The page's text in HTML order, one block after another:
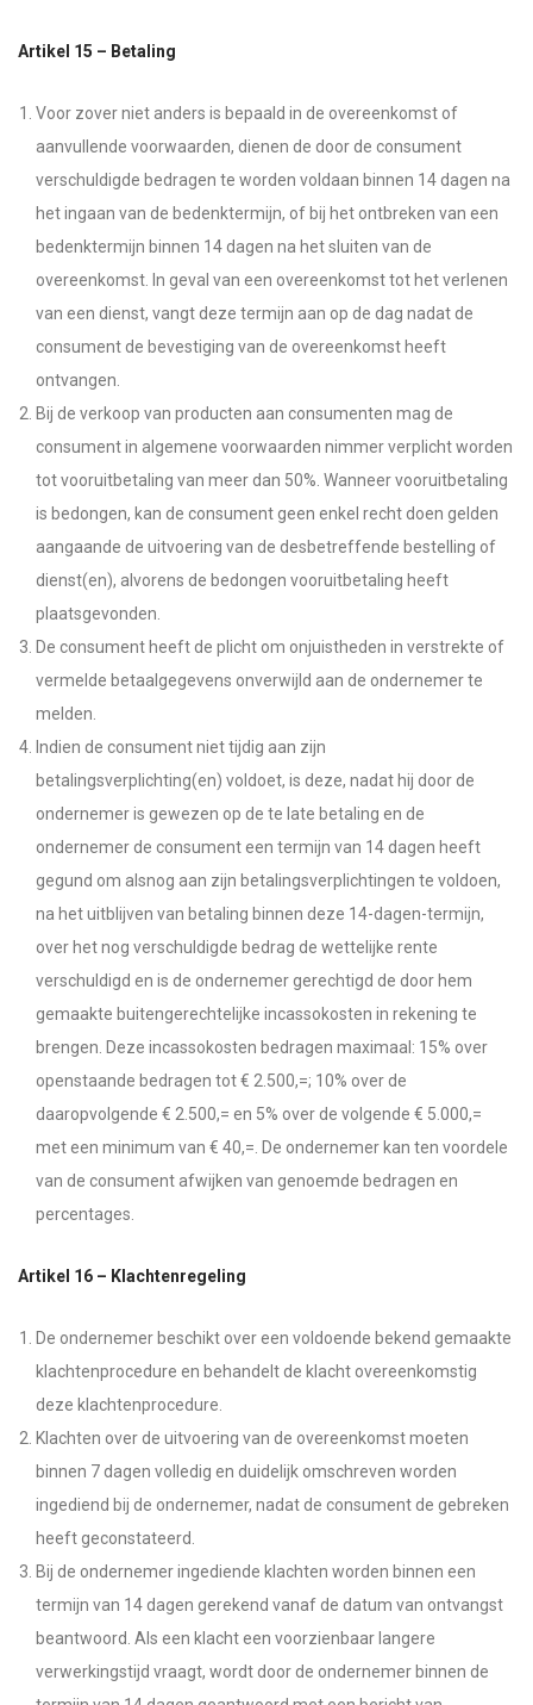
Artikel 15 – Betaling
Voor zover niet anders is bepaald in de overeenkomst of
aanvullende voorwaarden, dienen de door de consument
verschuldigde bedragen te worden voldaan binnen 14 dagen na
het ingaan van de bedenktermijn, of bij het ontbreken van een
bedenktermijn binnen 14 dagen na het sluiten van de
overeenkomst. In geval van een overeenkomst tot het verlenen
van een dienst, vangt deze termijn aan op de dag nadat de
consument de bevestiging van de overeenkomst heeft
ontvangen.
Bij de verkoop van producten aan consumenten mag de
consument in algemene voorwaarden nimmer verplicht worden
tot vooruitbetaling van meer dan 50%. Wanneer vooruitbetaling
is bedongen, kan de consument geen enkel recht doen gelden
aangaande de uitvoering van de desbetreffende bestelling of
dienst(en), alvorens de bedongen vooruitbetaling heeft
plaatsgevonden.
De consument heeft de plicht om onjuistheden in verstrekte of
vermelde betaalgegevens onverwijld aan de ondernemer te
melden.
Indien de consument niet tijdig aan zijn
betalingsverplichting(en) voldoet, is deze, nadat hij door de
ondernemer is gewezen op de te late betaling en de
ondernemer de consument een termijn van 14 dagen heeft
gegund om alsnog aan zijn betalingsverplichtingen te voldoen,
na het uitblijven van betaling binnen deze 14-dagen-termijn,
over het nog verschuldigde bedrag de wettelijke rente
verschuldigd en is de ondernemer gerechtigd de door hem
gemaakte buitengerechtelijke incassokosten in rekening te
brengen. Deze incassokosten bedragen maximaal: 15% over
openstaande bedragen tot € 2.500,=; 10% over de
daaropvolgende € 2.500,= en 5% over de volgende € 5.000,=
met een minimum van € 40,=. De ondernemer kan ten voordele
van de consument afwijken van genoemde bedragen en
percentages.
Artikel 16 – Klachtenregeling
De ondernemer beschikt over een voldoende bekend gemaakte
klachtenprocedure en behandelt de klacht overeenkomstig
deze klachtenprocedure.
Klachten over de uitvoering van de overeenkomst moeten
binnen 7 dagen volledig en duidelijk omschreven worden
ingediend bij de ondernemer, nadat de consument de gebreken
heeft geconstateerd.
Bij de ondernemer ingediende klachten worden binnen een
termijn van 14 dagen gerekend vanaf de datum van ontvangst
beantwoord. Als een klacht een voorzienbaar langere
verwerkingstijd vraagt, wordt door de ondernemer binnen de